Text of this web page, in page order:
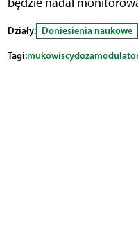
będzie nadal
Działy: Doniesienia naukowe
Tagi:mukowiscydoza